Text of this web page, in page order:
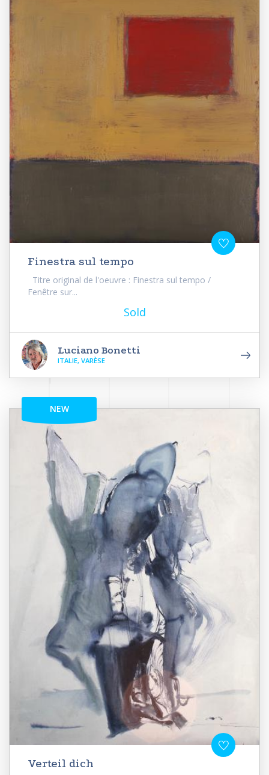
Finestra sul tempo
Titre original de l'oeuvre : Finestra sul tempo /
Fenêtre sur...
Sold
Luciano Bonetti
ITALIE, VARÈSE
NEW
Verteil dich